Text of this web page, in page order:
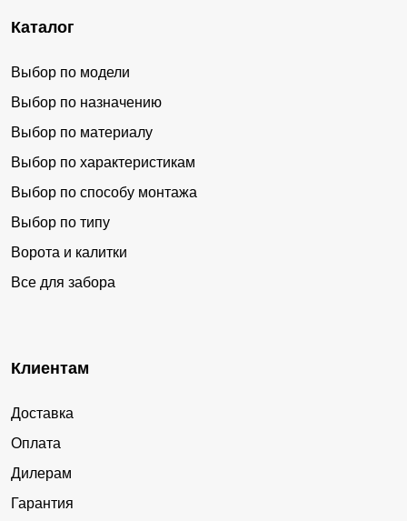
Каталог
Выбор по модели
Выбор по назначению
Выбор по материалу
Выбор по характеристикам
Выбор по способу монтажа
Выбор по типу
Ворота и калитки
Все для забора
Клиентам
Доставка
Оплата
Дилерам
Гарантия